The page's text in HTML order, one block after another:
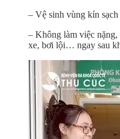
– Vệ sinh vùng kín sạch
– Không làm việc nặng,
xe, bơi lội… ngay sau